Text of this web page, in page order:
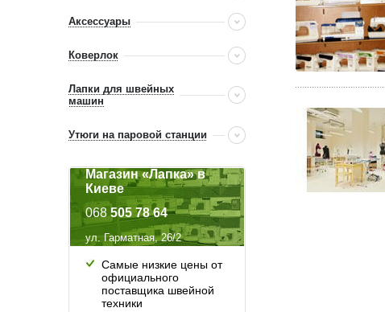
Аксессуары
Коверлок
Лапки для швейных
машин
Утюги на паровой станции
Магазин «Лапка» в
Киеве
068 505 78 64
ул. Гарматная, 26/2
Самые низкие цены от
официального
поставщика швейной
техники